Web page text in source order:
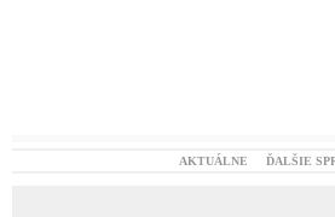
AKTUÁLNE ĎALŠIE